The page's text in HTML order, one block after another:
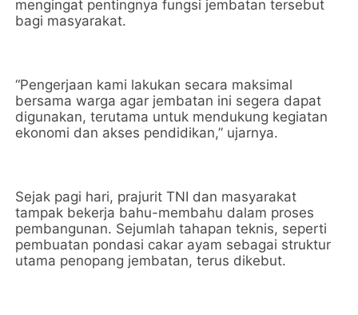
mengingat pentingnya fungsi jembatan tersebut
bagi masyarakat.
“Pengerjaan kami lakukan secara maksimal
bersama warga agar jembatan ini segera dapat
digunakan, terutama untuk mendukung kegiatan
ekonomi dan akses pendidikan,” ujarnya.
Sejak pagi hari, prajurit TNI dan masyarakat
tampak bekerja bahu-membahu dalam proses
pembangunan. Sejumlah tahapan teknis, seperti
pembuatan pondasi cakar ayam sebagai struktur
utama penopang jembatan, terus dikebut.